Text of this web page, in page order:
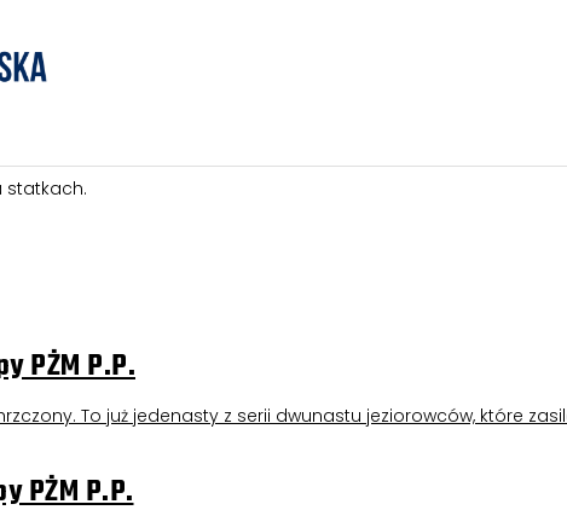
Carrier
statkach.
PŻM P.P.
To już jedenasty z serii dwunastu jeziorowców, które
PŻM P.P.